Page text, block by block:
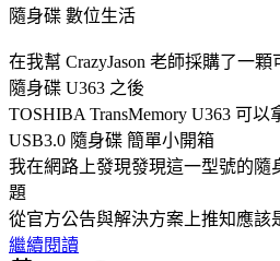
隨身碟 數位生活
在我幫 CrazyJason 老師採購了一
隨身碟 U363 之後
TOSHIBA TransMemory U363 可
USB3.0 隨身碟 簡單小開箱
我在網路上發現發現這一型號的隨
題
從官方公告與解決方案上推知應該
繼續閱讀